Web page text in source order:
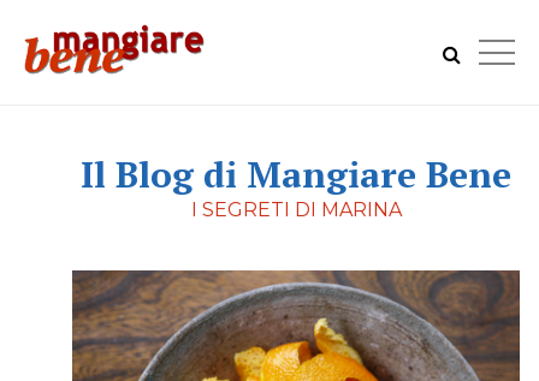
Il Blog di Mangiare Bene
I SEGRETI DI MARINA